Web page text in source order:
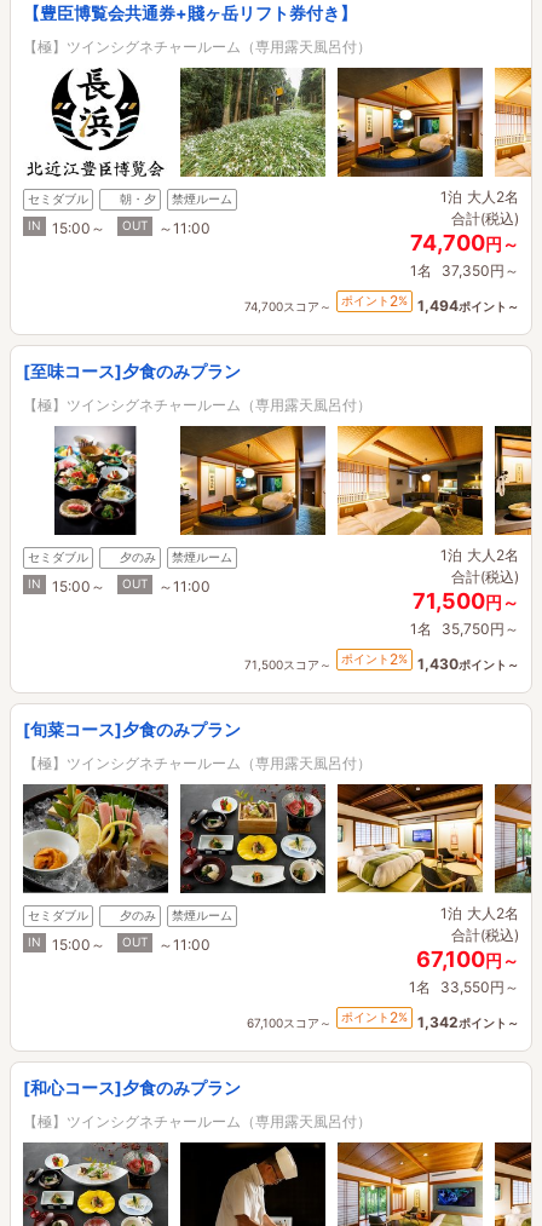
【豊臣博覧会共通券+賤ヶ岳リフト券付き】
【極】ツインシグネチャールーム（専用露天風呂付）
セミダブル 朝・夕
禁煙ルーム
IN
15:00～ OUT ～11:00
1泊 大人2名
合計(税込)
74,700円～
1名 37,350円～
74,700スコア～ ポイント 2% 1,494ポイント～
[至味コース]夕食のみプラン
【極】ツインシグネチャールーム（専用露天風呂付）
セミダブル 夕のみ
禁煙ルーム
IN
15:00～ OUT ～11:00
1泊 大人2名
合計(税込)
71,500円～
1名 35,750円～
71,500スコア～ ポイント 2% 1,430ポイント～
[旬菜コース]夕食のみプラン
【極】ツインシグネチャールーム（専用露天風呂付）
セミダブル 夕のみ
禁煙ルーム
IN
15:00～ OUT ～11:00
1泊 大人2名
合計(税込)
67,100円～
1名 33,550円～
67,100スコア～ ポイント 2% 1,342ポイント～
[和心コース]夕食のみプラン
【極】ツインシグネチャールーム（専用露天風呂付）